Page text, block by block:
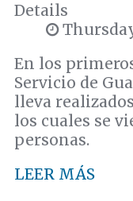
Details
En los
Servicio de
lleva
los cuales se
personas.
LEER MÁS